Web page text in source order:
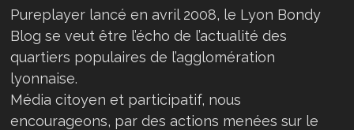
Pureplayer lancé en avril 2008, le Lyon Bondy
Blog se veut être l’écho de l’actualité des
quartiers populaires de l’agglomération
lyonnaise.
Média citoyen et participatif, nous
encourageons, par des actions menées sur le